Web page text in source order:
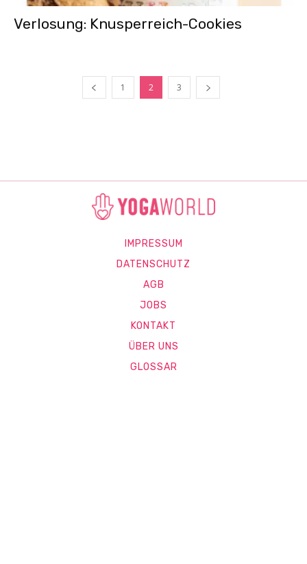
Verlosung: Knusperreich-Cookies
1 2 3
IMPRESSUM
DATENSCHUTZ
AGB
JOBS
KONTAKT
ÜBER UNS
GLOSSAR